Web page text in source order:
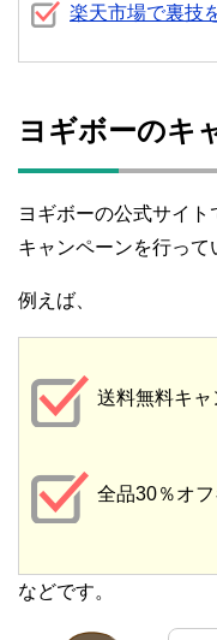
楽天市場で裏技
ヨギボーのキ
ヨギボーの公式サイ
キャンペーンを行って
例えば、
送料無料キャ
全品30％オ
などです。